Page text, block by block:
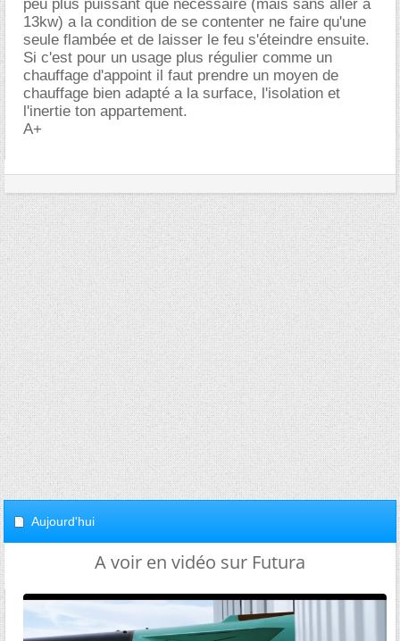
peu plus puissant que nécessaire (mais sans aller a
13kw) a la condition de se contenter ne faire qu'une
seule flambée et de laisser le feu s'éteindre ensuite.
Si c'est pour un usage plus régulier comme un
chauffage d'appoint il faut prendre un moyen de
chauffage bien adapté a la surface, l'isolation et
l'inertie ton appartement.
A+
Aujourd'hui
A voir en vidéo sur Futura